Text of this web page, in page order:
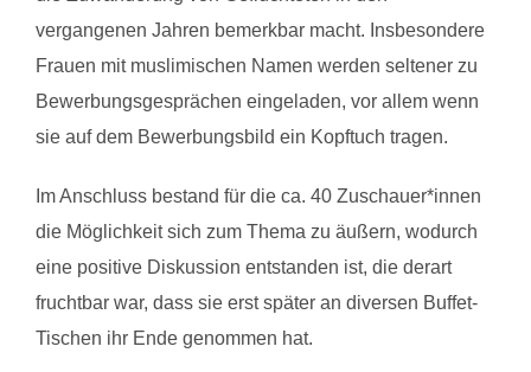
vergangenen Jahren bemerkbar macht. Insbesondere
Frauen mit muslimischen Namen werden seltener zu
Bewerbungsgesprächen eingeladen, vor allem wenn
sie auf dem Bewerbungsbild ein Kopftuch tragen.
Im Anschluss bestand für die ca. 40 Zuschauer*innen
die Möglichkeit sich zum Thema zu äußern, wodurch
eine positive Diskussion entstanden ist, die derart
fruchtbar war, dass sie erst später an diversen Buffet-
Tischen ihr Ende genommen hat.